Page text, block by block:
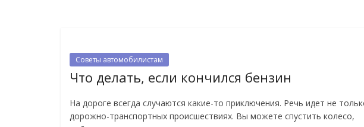
Советы автомобилистам
Что делать, если кончился бензин
На дороге всегда случаются какие-то приключения. Речь идет не
дорожно-транспортных происшествиях. Вы можете спустить колесо,